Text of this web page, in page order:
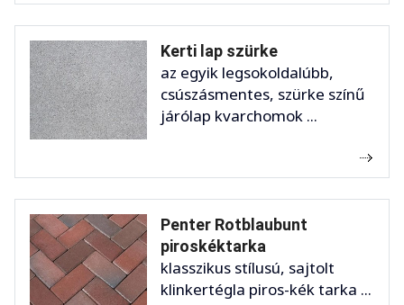
Kerti lap szürke
az egyik legsokoldalúbb,
csúszásmentes, szürke színű
járólap kvarchomok ...
Penter Rotblaubunt
piroskéktarka
klasszikus stílusú, sajtolt
klinkertégla piros-kék tarka ...